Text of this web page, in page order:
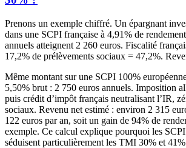
Prenons un exemple chiffré. Un épargnant
dans une SCPI française à 4,91% de
annuels atteignent 2 260 euros. Fiscalité
17,2% de prélèvements sociaux = 47,2%.
Même montant sur une SCPI 100%
5,50% brut : 2 750 euros annuels. Imposition
puis crédit d’impôt français neutralisant l’IR,
sociaux. Revenu net estimé : environ 2 315
122 euros par an, soit un gain de 94% de
exemple. Ce calcul explique pourquoi les SCPI
séduisent particulièrement les TMI 30% et